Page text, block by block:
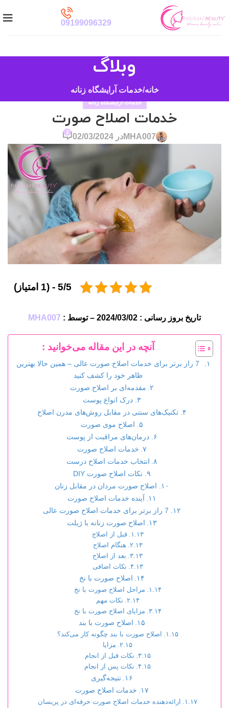
09199096329
وبلاگ
خانه خدمات آرایشگاه زنانه
خدمات آرایشگاه زنانه
خدمات اصلاح صورت
MHA007در 02/03/2024
2
5/5 - (1 امتیاز)
تاریخ بروز رسانی : 2024/03/02 – توسط : MHA007
آنچه در این مقاله می‌خوانید :
7 راز برتر برای خدمات اصلاح صورت عالی – همین حالا بهترین
ظاهر خود را کشف کنید
مقدمه‌ای بر اصلاح صورت
درک انواع پوست
تکنیک‌های سنتی در مقابل روش‌های مدرن اصلاح
اصلاح موی صورت
درمان‌های مراقبت از پوست
خدمات اصلاح صورت
انتخاب خدمات اصلاح درست
نکات اصلاح صورت DIY
اصلاح صورت مردان در مقابل زنان
آینده خدمات اصلاح صورت
7 راز برتر برای خدمات اصلاح صورت عالی
اصلاح صورت زنانه با ژیلت
قبل از اصلاح
هنگام اصلاح
بعد از اصلاح
نکات اضافی
اصلاح صورت با نخ
مراحل اصلاح صورت با نخ
نکات مهم
مزایای اصلاح صورت با نخ
اصلاح صورت با بند
اصلاح صورت با بند چگونه کار می‌کند؟
مزایا
نکات قبل از انجام
نکات پس از انجام
نتیجه‌گیری
خدمات اصلاح صورت
ارائه‌دهنده خدمات اصلاح صورت حرفه‌ای در پریسان